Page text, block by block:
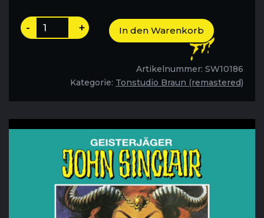
Angst
über
Menge
- + In den Warenkorb
Artikelnummer: SW10186
Kategorie: Tonstudio Braun (remastered)